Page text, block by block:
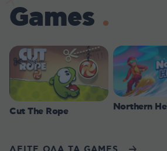
Games
Cut The Rope Northern